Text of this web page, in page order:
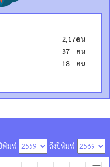
2,176คน
37 คน
18 คน
พิมพ์ ถึงปีพิมพ์